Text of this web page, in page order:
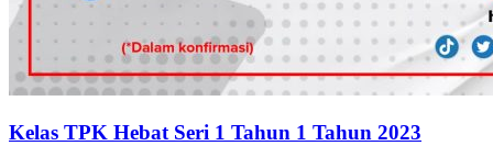
Kelas TPK Hebat Seri 1 Tahun 1 Tahun 2023